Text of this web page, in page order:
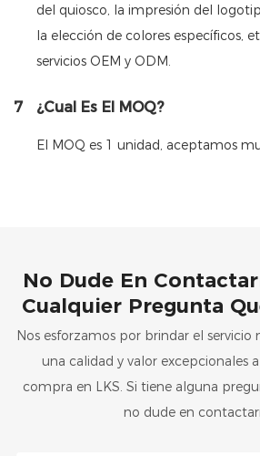
del quiosco, la impresión del
la elección de colores específicos,
servicios OEM y ODM.
7 ¿Cual Es El MOQ?
El MOQ es 1 unidad, aceptamos
No Dude En
Cualquier Pregunta
Nos esforzamos por brindar el
una calidad y valor excepcionales
compra en LKS. Si tiene alguna
no dude en